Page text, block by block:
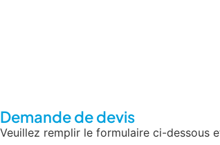
Demande de devis
Veuillez remplir le formulaire ci-dessous